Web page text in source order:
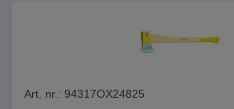
Art. nr.: 94317OX24825